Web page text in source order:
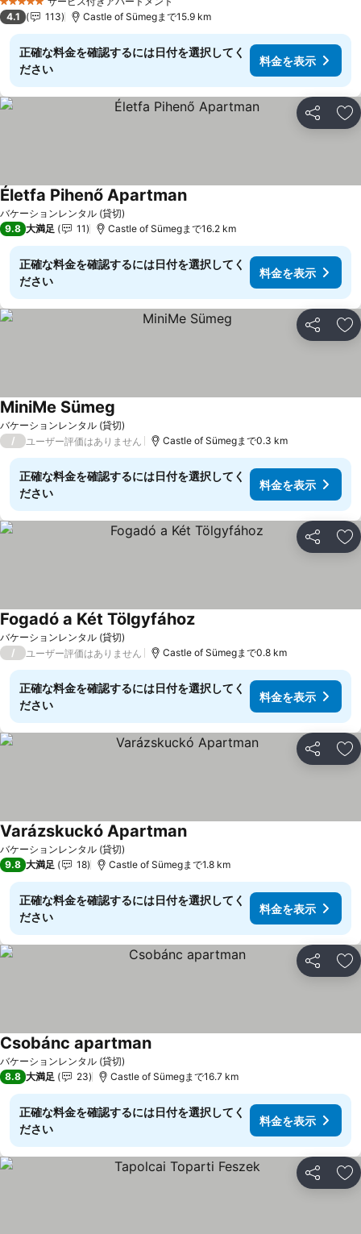
5 ホテルのランク
4.1
113 Castle of Sümegまで15.9 km
正確な料金を確認するには日付を選択してく
ださい
料金を表示
シェア お
バケーションレンタル (貸切)
Életfa Pihenő Apartman
9.8 大満足 11 Castle of Sümegまで16.2 km
正確な料金を確認するには日付を選択してく
ださい
料金を表示
シェア お
バケーションレンタル (貸切)
MiniMe Sümeg
/ ユーザー評価はありません Castle of Sümegまで0.3 km
正確な料金を確認するには日付を選択してく
ださい
料金を表示
シェア お
バケーションレンタル (貸切)
Fogadó a Két Tölgyfához
/ ユーザー評価はありません Castle of Sümegまで0.8 km
正確な料金を確認するには日付を選択してく
ださい
料金を表示
シェア お
バケーションレンタル (貸切)
Varázskuckó Apartman
9.8 大満足 18 Castle of Sümegまで1.8 km
正確な料金を確認するには日付を選択してく
ださい
料金を表示
シェア お
バケーションレンタル (貸切)
Csobánc apartman
8.8 大満足 23 Castle of Sümegまで16.7 km
正確な料金を確認するには日付を選択してく
ださい
料金を表示
シェア お